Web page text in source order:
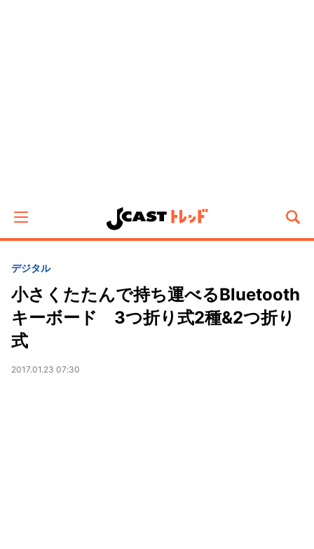
デジタル
小さくたたんで持ち運べるBluetooth
キーボード 3つ折り式2種&2つ折り
式
2017.01.23 07:30